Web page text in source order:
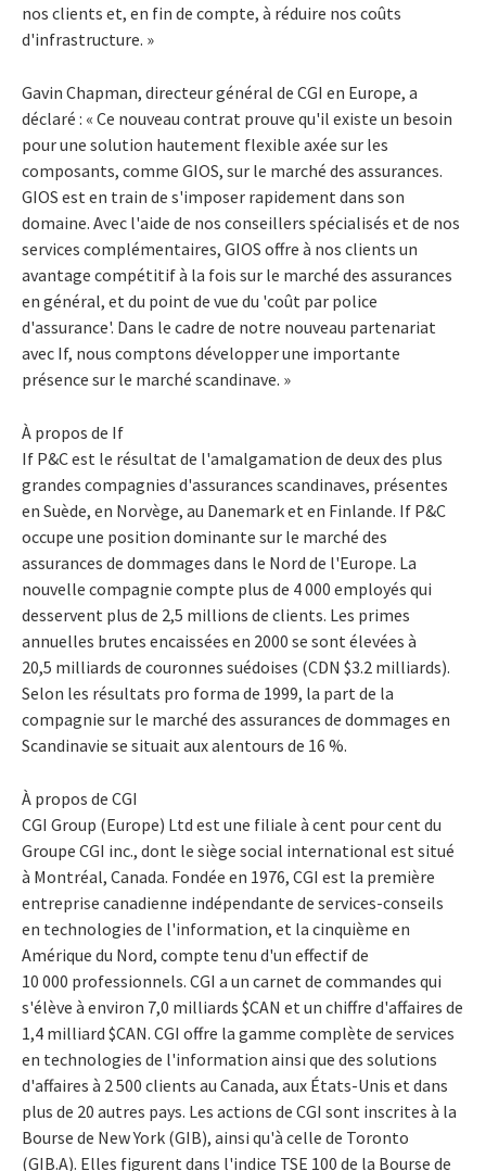
nos clients et, en fin de compte, à réduire nos coûts
d'infrastructure. »
Gavin Chapman, directeur général de CGI en Europe, a
déclaré : « Ce nouveau contrat prouve qu'il existe un besoin
pour une solution hautement flexible axée sur les
composants, comme GIOS, sur le marché des assurances.
GIOS est en train de s'imposer rapidement dans son
domaine. Avec l'aide de nos conseillers spécialisés et de nos
services complémentaires, GIOS offre à nos clients un
avantage compétitif à la fois sur le marché des assurances
en général, et du point de vue du 'coût par police
d'assurance'. Dans le cadre de notre nouveau partenariat
avec If, nous comptons développer une importante
présence sur le marché scandinave. »
À propos de If
If P&C est le résultat de l'amalgamation de deux des plus
grandes compagnies d'assurances scandinaves, présentes
en Suède, en Norvège, au Danemark et en Finlande. If P&C
occupe une position dominante sur le marché des
assurances de dommages dans le Nord de l'Europe. La
nouvelle compagnie compte plus de 4 000 employés qui
desservent plus de 2,5 millions de clients. Les primes
annuelles brutes encaissées en 2000 se sont élevées à
20,5 milliards de couronnes suédoises (CDN $3.2 milliards).
Selon les résultats pro forma de 1999, la part de la
compagnie sur le marché des assurances de dommages en
Scandinavie se situait aux alentours de 16 %.
À propos de CGI
CGI Group (Europe) Ltd est une filiale à cent pour cent du
Groupe CGI inc., dont le siège social international est situé
à Montréal, Canada. Fondée en 1976, CGI est la première
entreprise canadienne indépendante de services-conseils
en technologies de l'information, et la cinquième en
Amérique du Nord, compte tenu d'un effectif de
10 000 professionnels. CGI a un carnet de commandes qui
s'élève à environ 7,0 milliards $CAN et un chiffre d'affaires de
1,4 milliard $CAN. CGI offre la gamme complète de services
en technologies de l'information ainsi que des solutions
d'affaires à 2 500 clients au Canada, aux États-Unis et dans
plus de 20 autres pays. Les actions de CGI sont inscrites à la
Bourse de New York (GIB), ainsi qu'à celle de Toronto
(GIB.A). Elles figurent dans l'indice TSE 100 de la Bourse de